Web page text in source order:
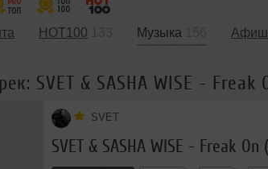
HOT100 Музыка
SVET & SASHA WISE -
SVET
SVET & SASHA WISE - Freak